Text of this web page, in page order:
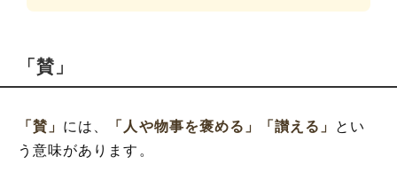
「賛」
「賛」 には、 「人や物事を褒める」 「讃える」 とい
う意味があります。